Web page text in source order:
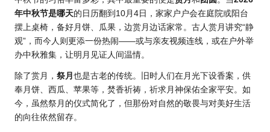
年中秋节是哪天的日历翻到10月4日，家家户户会在庭院或阳台
摆上桌椅，备好月饼、瓜果，边赏月边话家常。古人赏月讲究“静
观”，而今人则更添一份热闹——或与亲友视频连线，或在户外举
办中秋雅集，让明月见证人间温情。
除了赏月， 祭月 也是古老的传统。旧时人们在月光下设香案，供
奉月饼、西瓜、苹果等，焚香祈祷，祈求月神保佑全家平安。如
今，虽然祭月的仪式简化了，但那份对自然的敬畏与对美好生活
的向往依然留存。